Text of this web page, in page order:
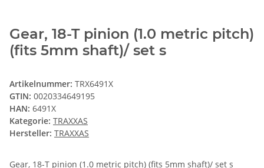
Gear, 18-T pinion (1.0 metric pitch)
(fits 5mm shaft)/ set s
Artikelnummer: TRX6491X
GTIN: 0020334649195
HAN: 6491X
Kategorie: TRAXXAS
Hersteller: TRAXXAS
Gear, 18-T pinion (1.0 metric pitch) (fits 5mm shaft)/ set s